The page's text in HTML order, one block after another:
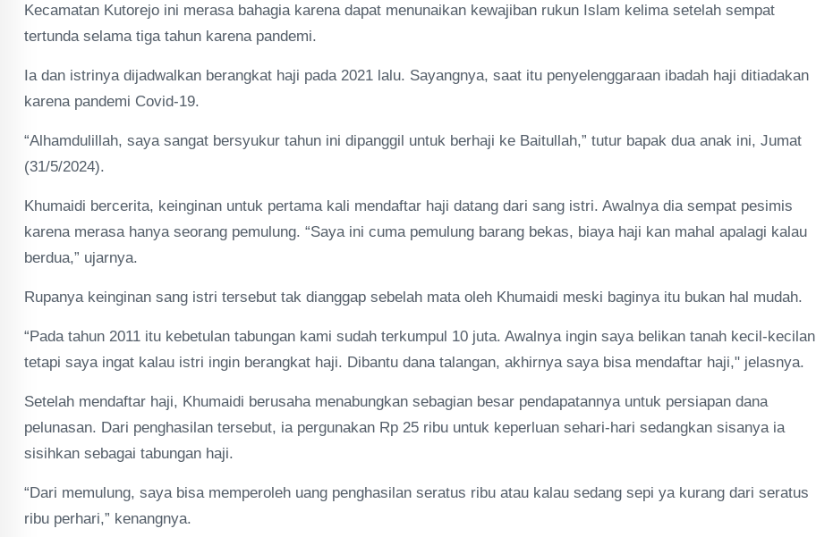
Kecamatan Kutorejo ini merasa bahagia karena dapat menunaikan kewajiban rukun Islam kelima setelah sempat
tertunda selama tiga tahun karena pandemi.
Ia dan istrinya dijadwalkan berangkat haji pada 2021 lalu. Sayangnya, saat itu penyelenggaraan ibadah haji ditiadakan
karena pandemi Covid-19.
“Alhamdulillah, saya sangat bersyukur tahun ini dipanggil untuk berhaji ke Baitullah,” tutur bapak dua anak ini, Jumat
(31/5/2024).
Khumaidi bercerita, keinginan untuk pertama kali mendaftar haji datang dari sang istri. Awalnya dia sempat pesimis
karena merasa hanya seorang pemulung. “Saya ini cuma pemulung barang bekas, biaya haji kan mahal apalagi kalau
berdua,” ujarnya.
Rupanya keinginan sang istri tersebut tak dianggap sebelah mata oleh Khumaidi meski baginya itu bukan hal mudah.
“Pada tahun 2011 itu kebetulan tabungan kami sudah terkumpul 10 juta. Awalnya ingin saya belikan tanah kecil-kecilan
tetapi saya ingat kalau istri ingin berangkat haji. Dibantu dana talangan, akhirnya saya bisa mendaftar haji," jelasnya.
Setelah mendaftar haji, Khumaidi berusaha menabungkan sebagian besar pendapatannya untuk persiapan dana
pelunasan. Dari penghasilan tersebut, ia pergunakan Rp 25 ribu untuk keperluan sehari-hari sedangkan sisanya ia
sisihkan sebagai tabungan haji.
“Dari memulung, saya bisa memperoleh uang penghasilan seratus ribu atau kalau sedang sepi ya kurang dari seratus
ribu perhari,” kenangnya.